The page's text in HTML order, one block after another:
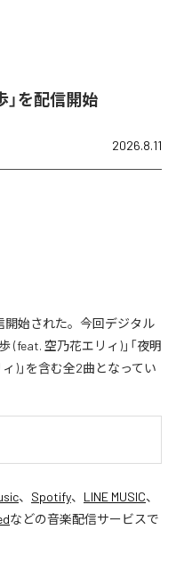
」を配信開始
2026.8.11
開始された。今回デジタル
(feat. 空乃花エリィ)」「夜明
)」を含む全2曲となってい
、 Spotify、 LINE MUSIC、
などの音楽配信サービスで